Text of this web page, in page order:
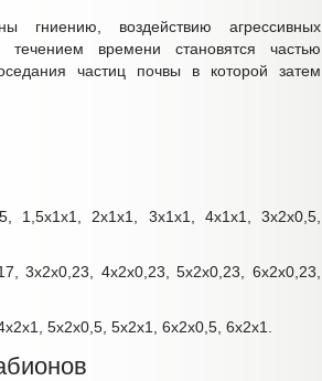
гниению, воздействию агрессивных
времени становятся частью
частиц почвы в которой затем
1,5х1х1, 2х1х1, 3х1х1, 4х1х1, 3х2х0,5,
3х2х0,23, 4х2х0,23, 5х2х0,23, 6х2х0,23,
5х2х0,5, 5х2х1, 6х2х0,5, 6х2х1.